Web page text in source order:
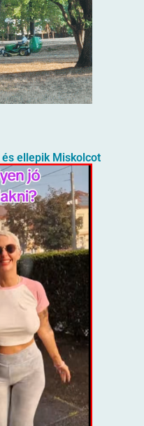
ellepik Miskolcot